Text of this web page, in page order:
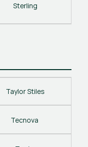
Sterling
Taylor Stiles
Tecnova